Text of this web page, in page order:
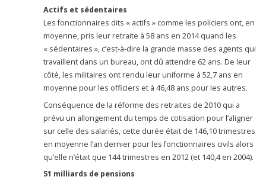
Actifs et sédentaires
Les fonctionnaires dits « actifs » comme les policiers ont, en
moyenne, pris leur retraite à 58 ans en 2014 quand les
« sédentaires », c’est-à-dire la grande masse des agents qui
travaillent dans un bureau, ont dû attendre 62 ans. De leur
côté, les militaires ont rendu leur uniforme à 52,7 ans en
moyenne pour les officiers et à 46,48 ans pour les autres.
Conséquence de la réforme des retraites de 2010 qui a
prévu un allongement du temps de cotisation pour l’aligner
sur celle des salariés, cette durée était de 146,10 trimestres
en moyenne l’an dernier pour les fonctionnaires civils alors
qu’elle n’était que 144 trimestres en 2012 (et 140,4 en 2004).
51 milliards de pensions